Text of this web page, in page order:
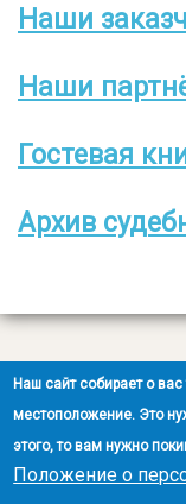
Боковое
меню
Наши
Наши
Гостевая
Архив
2008-
Наш сайт собирает о
местоположение. Это
этого, то вам нужно
Положение о